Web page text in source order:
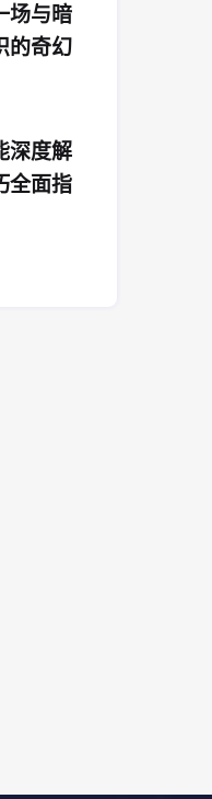
场与暗
的奇幻
深度解
全面指